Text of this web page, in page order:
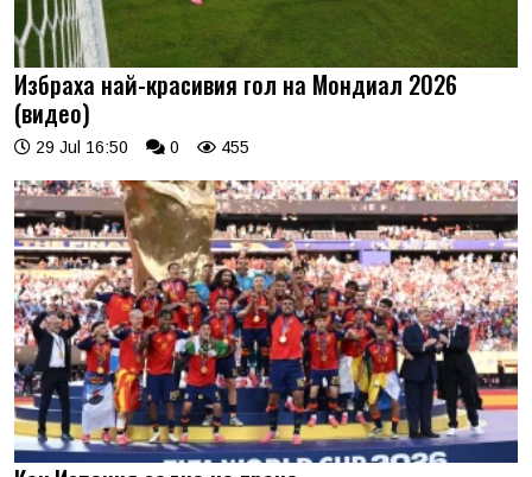
Избраха най-красивия гол на Мондиал 2026
(видео)
29 Jul 16:50 0 455